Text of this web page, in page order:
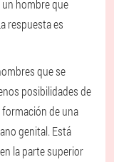
hombre que
respuesta es
que se
posibilidades de
formación de una
genital. Está
la parte superior